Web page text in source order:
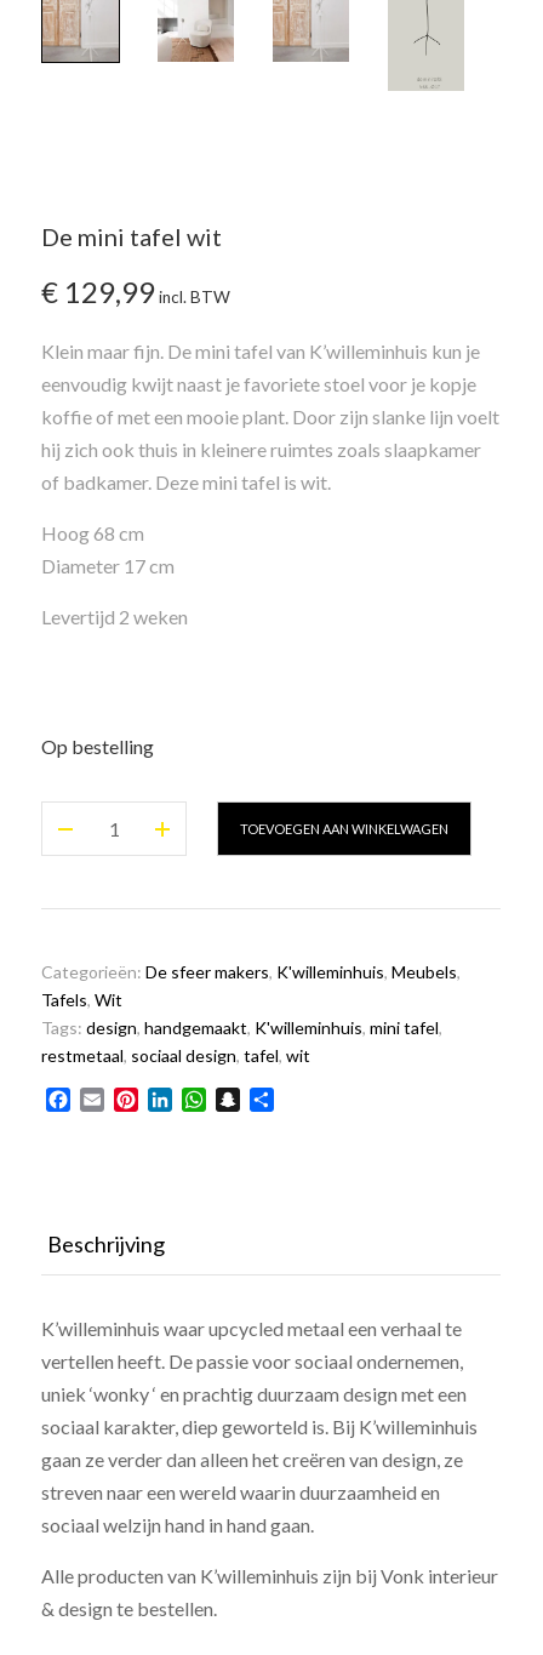
De mini tafel wit
€ 129,99incl. BTW
Klein maar fijn. De mini tafel van K’willeminhuis kun je
eenvoudig kwijt naast je favoriete stoel voor je kopje
koffie of met een mooie plant. Door zijn slanke lijn voelt
hij zich ook thuis in kleinere ruimtes zoals slaapkamer
of badkamer. Deze mini tafel is wit.
Hoog 68 cm
Diameter 17 cm
Levertijd 2 weken
Op bestelling
TOEVOEGEN AAN WINKELWAGEN
Categorieën: De sfeer makers, K'willeminhuis, Meubels,
Tafels, Wit
Tags: design, handgemaakt, K'willeminhuis, mini tafel,
restmetaal, sociaal design, tafel, wit
Facebook
Email PinterestLinkedInWhatsApp
Snapchat
Beschrijving
K’willeminhuis waar upcycled metaal een verhaal te
vertellen heeft. De passie voor sociaal ondernemen,
uniek ‘wonky ‘ en prachtig duurzaam design met een
sociaal karakter, diep geworteld is. Bij K’willeminhuis
gaan ze verder dan alleen het creëren van design, ze
streven naar een wereld waarin duurzaamheid en
sociaal welzijn hand in hand gaan.
Alle producten van K’willeminhuis zijn bij Vonk interieur
& design te bestellen.